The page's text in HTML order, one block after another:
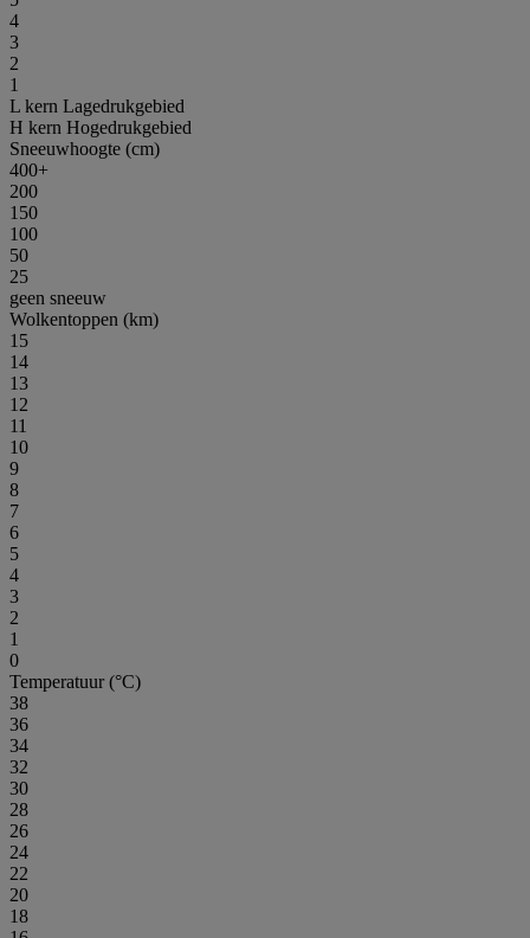
4
3
2
1
L kern Lagedrukgebied
H kern Hogedrukgebied
Sneeuwhoogte (cm)
400+
200
150
100
50
25
geen sneeuw
Wolkentoppen (km)
15
14
13
12
11
10
9
8
7
6
5
4
3
2
1
0
Temperatuur (°C)
38
36
34
32
30
28
26
24
22
20
18